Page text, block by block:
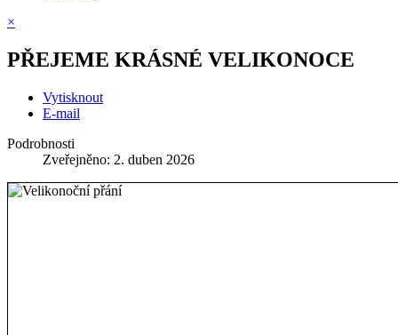
×
PŘEJEME KRÁSNÉ VELIKONOCE
Vytisknout
E-mail
Podrobnosti
Zveřejněno: 2. duben 2026